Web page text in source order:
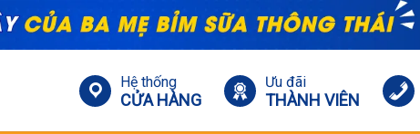
Hệ thống
CỬA HÀNG
Ưu đãi
THÀNH VIÊN